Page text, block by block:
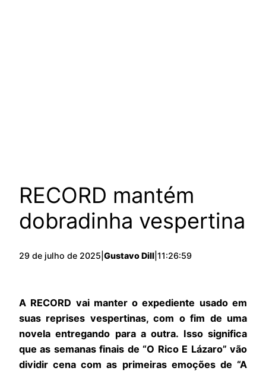
RECORD mantém
dobradinha vespertina
29 de julho de 2025 Gustavo Dill 11:26:59
A RECORD vai manter o expediente usado em
suas reprises vespertinas, com o fim de uma
novela entregando para a outra. Isso significa
que as semanas finais de “O Rico E Lázaro” vão
dividir cena com as primeiras emoções de “A